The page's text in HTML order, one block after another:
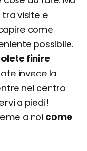
visite e
come
possibile.
finire
invece la
nel centro
a piedi!
a noi come